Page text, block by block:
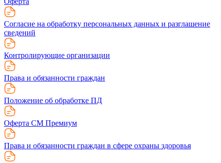
Согласие на обработку персональных данных и разглашение
сведений
Контролирующие организации
Права и обязанности граждан
Положение об обработке ПД
Оферта СМ Премиум
Права и обязанности граждан в сфере охраны здоровья